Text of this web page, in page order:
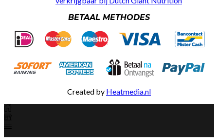
BETAAL METHODES
Created by Heatmedia.nl